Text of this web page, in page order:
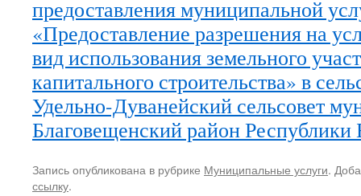
предоставления муниципальной
«Предоставление разрешения на
вид использования земельного
капитального строительства» в
Удельно-Дуванейский сельсовет
Благовещенский район Республики
Запись опубликована в рубрике Муниципальные услуги.
ссылку.